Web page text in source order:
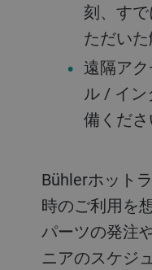
刻、す
ただい
遠隔ア
ル / イン
備くださ
Bühlerホットラインは、緊急事態発生
時のご利用を
パーツの発注
ニアのスケジ